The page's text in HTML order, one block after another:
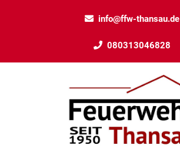
info@ffw-thansau.de
080313046828